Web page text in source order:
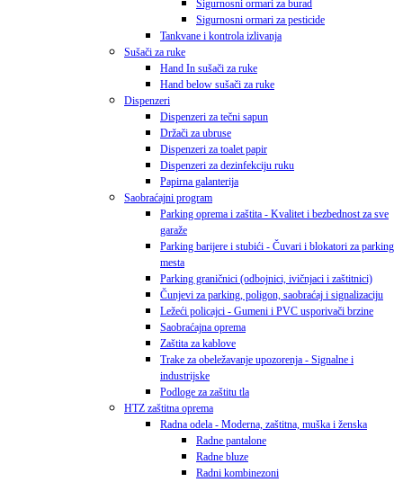
Sigurnosni ormari za burad
Sigurnosni ormari za pesticide
Tankvane i kontrola izlivanja
Sušači za ruke
Hand In sušači za ruke
Hand below sušači za ruke
Dispenzeri
Dispenzeri za tečni sapun
Držači za ubruse
Dispenzeri za toalet papir
Dispenzeri za dezinfekciju ruku
Papirna galanterija
Saobraćajni program
Parking oprema i zaštita - Kvalitet i bezbednost za sve
garaže
Parking barijere i stubići - Čuvari i blokatori za parking
mesta
Parking graničnici (odbojnici, ivičnjaci i zaštitnici)
Čunjevi za parking, poligon, saobraćaj i signalizaciju
Ležeći policajci - Gumeni i PVC usporivači brzine
Saobraćajna oprema
Zaštita za kablove
Trake za obeležavanje upozorenja - Signalne i
industrijske
Podloge za zaštitu tla
HTZ zaštitna oprema
Radna odela - Moderna, zaštitna, muška i ženska
Radne pantalone
Radne bluze
Radni kombinezoni